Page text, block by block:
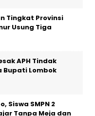
Tingkat Provinsi
Usung Tiga
APH Tindak
Bupati Lombok
Siswa SMPN 2
Tanpa Meja dan